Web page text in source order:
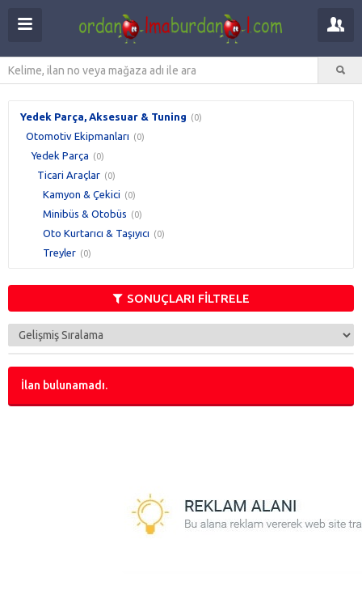
Yedek Parça, Aksesuar & Tuning (0)
Otomotiv Ekipmanları (0)
Yedek Parça (0)
Ticari Araçlar (0)
Kamyon & Çekici (0)
Minibüs & Otobüs (0)
Oto Kurtarıcı & Taşıyıcı (0)
Treyler (0)
SONUÇLARI FİLTRELE
İlan bulunamadı.